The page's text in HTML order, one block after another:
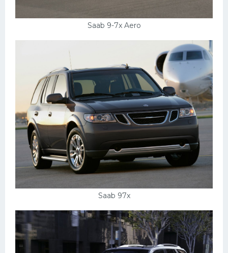
Saab 9-7x Aero
Saab 97x